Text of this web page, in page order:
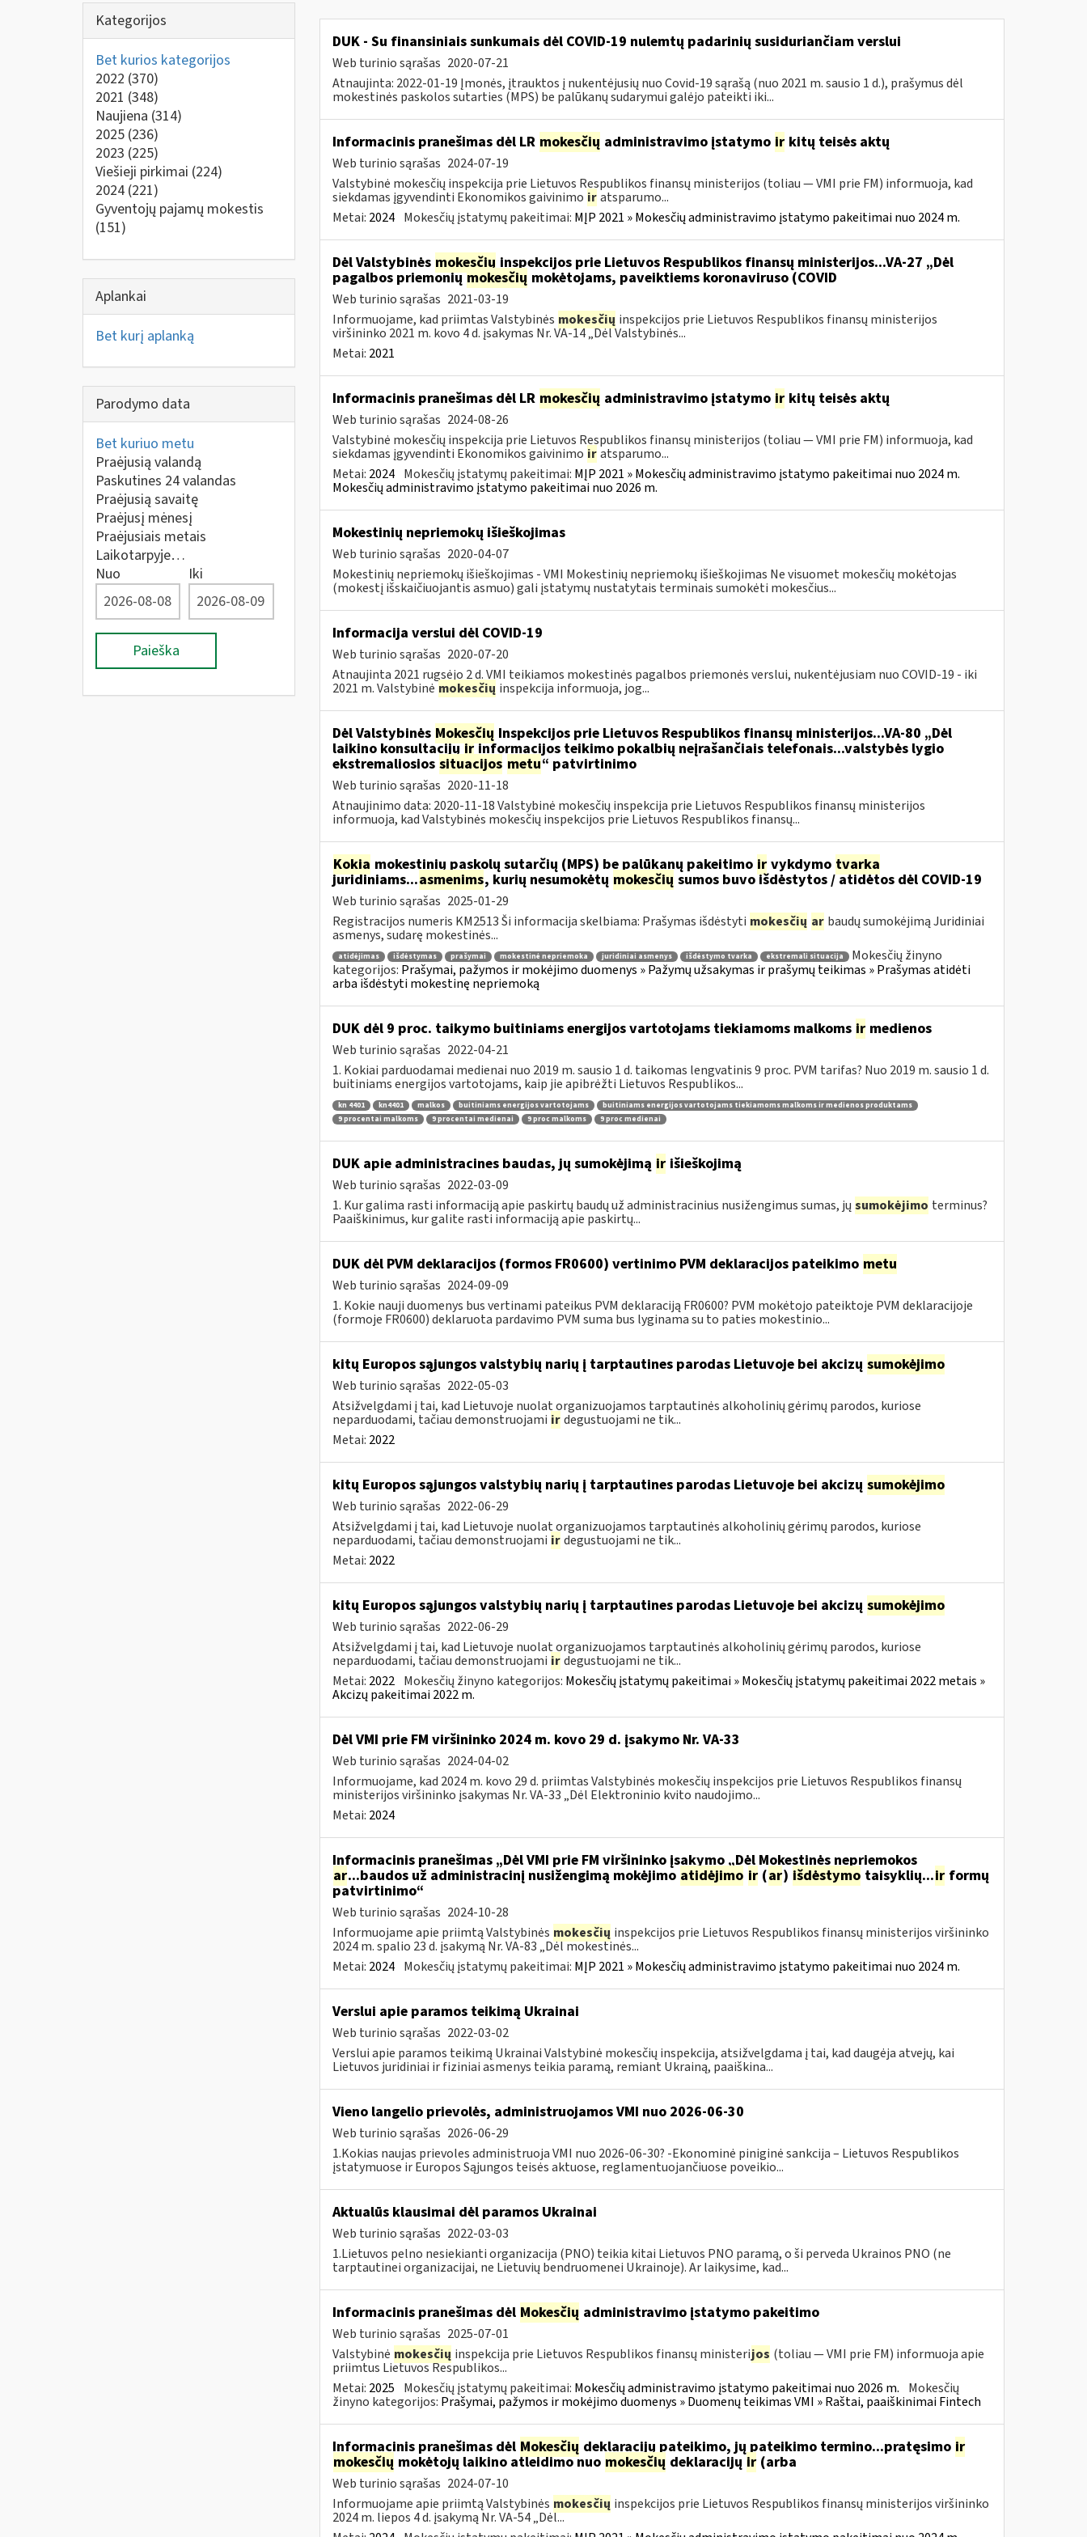
Kategorijos
Bet kurios kategorijos
2022 (370)
2021 (348)
Naujiena (314)
2025 (236)
2023 (225)
Viešieji pirkimai (224)
2024 (221)
Gyventojų pajamų mokestis
(151)
Aplankai
Bet kurį aplanką
Parodymo data
Bet kuriuo metu
Praėjusią valandą
Paskutines 24 valandas
Praėjusią savaitę
Praėjusį mėnesį
Praėjusiais metais
Laikotarpyje…
Nuo
Iki
Paieška
DUK - Su finansiniais sunkumais dėl COVID-19 nulemtų padarinių susiduriančiam verslui
Web turinio sąrašas 2020-07-21
Atnaujinta: 2022-01-19 Įmonės, įtrauktos į nukentėjusių nuo Covid-19 sąrašą (nuo 2021 m. sausio 1 d.), prašymus dėl
mokestinės paskolos sutarties (MPS) be palūkanų sudarymui galėjo pateikti iki...
Informacinis pranešimas dėl LR mokesčių administravimo įstatymo irkitų teisės aktų
Web turinio sąrašas 2024-07-19
Valstybinė mokesčių inspekcija prie Lietuvos Respublikos finansų ministerijos (toliau — VMI prie FM) informuoja, kad
siekdamas įgyvendinti Ekonomikos gaivinimo ir atsparumo...
Metai: 2024 Mokesčių įstatymų pakeitimai: MĮP 2021 » Mokesčių administravimo įstatymo pakeitimai nuo 2024 m.
Dėl Valstybinės mokesčiųinspekcijos prie Lietuvos Respublikos finansų ministerijos...VA-27 „Dėl
pagalbos priemoniųmokesčių mokėtojams, paveiktiems koronaviruso (COVID
Web turinio sąrašas 2021-03-19
Informuojame, kad priimtas Valstybinės mokesčių inspekcijos prie Lietuvos Respublikos finansų ministerijos
viršininko 2021 m. kovo 4 d. įsakymas Nr. VA-14 „Dėl Valstybinės...
Metai: 2021
Informacinis pranešimas dėl LR mokesčių administravimo įstatymo irkitų teisės aktų
Web turinio sąrašas 2024-08-26
Valstybinė mokesčių inspekcija prie Lietuvos Respublikos finansų ministerijos (toliau — VMI prie FM) informuoja, kad
siekdamas įgyvendinti Ekonomikos gaivinimo ir atsparumo...
Metai: 2024 Mokesčių įstatymų pakeitimai: MĮP 2021 » Mokesčių administravimo įstatymo pakeitimai nuo 2024 m.
Mokesčių administravimo įstatymo pakeitimai nuo 2026 m.
Mokestinių nepriemokų išieškojimas
Web turinio sąrašas 2020-04-07
Mokestinių nepriemokų išieškojimas - VMI Mokestinių nepriemokų išieškojimas Ne visuomet mokesčių mokėtojas
(mokestį išskaičiuojantis asmuo) gali įstatymų nustatytais terminais sumokėti mokesčius...
Informacija verslui dėl COVID-19
Web turinio sąrašas 2020-07-20
Atnaujinta 2021 rugsėjo 2 d. VMI teikiamos mokestinės pagalbos priemonės verslui, nukentėjusiam nuo COVID-19 - iki
2021 m. Valstybinė mokesčių inspekcija informuoja, jog...
Dėl Valstybinės Mokesčių Inspekcijos prie Lietuvos Respublikos finansų ministerijos...VA-80 „Dėl
laikino konsultacijųirinformacijos teikimo pokalbių neįrašančiais telefonais...valstybės lygio
ekstremaliosios situacijos metu“ patvirtinimo
Web turinio sąrašas 2020-11-18
Atnaujinimo data: 2020-11-18 Valstybinė mokesčių inspekcija prie Lietuvos Respublikos finansų ministerijos
informuoja, kad Valstybinės mokesčių inspekcijos prie Lietuvos Respublikos finansų...
Kokia mokestinių paskolų sutarčių (MPS) be palūkanų pakeitimo irvykdymo tvarka
juridiniams...asmenims, kurių nesumokėtų mokesčių sumos buvo išdėstytos / atidėtos dėl COVID-19
Web turinio sąrašas 2025-01-29
Registracijos numeris KM2513 Ši informacija skelbiama: Prašymas išdėstyti mokesčių ar baudų sumokėjimą Juridiniai
asmenys, sudarę mokestinės...
atidėjimas išdėstymas prašymai mokestinė nepriemoka juridiniai asmenys išdėstymo tvarka ekstremali situacija
Mokesčių žinyno
kategorijos: Prašymai, pažymos ir mokėjimo duomenys » Pažymų užsakymas ir prašymų teikimas » Prašymas atidėti
arba išdėstyti mokestinę nepriemoką
DUK dėl 9 proc. taikymo buitiniams energijos vartotojams tiekiamoms malkoms irmedienos
Web turinio sąrašas 2022-04-21
1. Kokiai parduodamai medienai nuo 2019 m. sausio 1 d. taikomas lengvatinis 9 proc. PVM tarifas? Nuo 2019 m. sausio 1 d.
buitiniams energijos vartotojams, kaip jie apibrėžti Lietuvos Respublikos...
kn 4401 kn4401 malkos buitiniams energijos vartotojams
buitiniams energijos vartotojams tiekiamoms malkoms ir medienos produktams
9 procentai malkoms
9 procentai medienai 9 proc malkoms 9 proc medienai
DUK apie administracines baudas, jų sumokėjimą irišieškojimą
Web turinio sąrašas 2022-03-09
1. Kur galima rasti informaciją apie paskirtų baudų už administracinius nusižengimus sumas, jų sumokėjimo terminus?
Paaiškinimus, kur galite rasti informaciją apie paskirtų...
DUK dėl PVM deklaracijos (formos FR0600) vertinimo PVM deklaracijos pateikimo metu
Web turinio sąrašas 2024-09-09
1. Kokie nauji duomenys bus vertinami pateikus PVM deklaraciją FR0600? PVM mokėtojo pateiktoje PVM deklaracijoje
(formoje FR0600) deklaruota pardavimo PVM suma bus lyginama su to paties mokestinio...
kitų Europos sąjungos valstybių narių į tarptautines parodas Lietuvoje bei akcizų sumokėjimo
Web turinio sąrašas 2022-05-03
Atsižvelgdami į tai, kad Lietuvoje nuolat organizuojamos tarptautinės alkoholinių gėrimų parodos, kuriose
neparduodami, tačiau demonstruojami ir degustuojami ne tik...
Metai: 2022
kitų Europos sąjungos valstybių narių į tarptautines parodas Lietuvoje bei akcizų sumokėjimo
Web turinio sąrašas 2022-06-29
Atsižvelgdami į tai, kad Lietuvoje nuolat organizuojamos tarptautinės alkoholinių gėrimų parodos, kuriose
neparduodami, tačiau demonstruojami ir degustuojami ne tik...
Metai: 2022
kitų Europos sąjungos valstybių narių į tarptautines parodas Lietuvoje bei akcizų sumokėjimo
Web turinio sąrašas 2022-06-29
Atsižvelgdami į tai, kad Lietuvoje nuolat organizuojamos tarptautinės alkoholinių gėrimų parodos, kuriose
neparduodami, tačiau demonstruojami ir degustuojami ne tik...
Metai: 2022 Mokesčių žinyno kategorijos: Mokesčių įstatymų pakeitimai » Mokesčių įstatymų pakeitimai 2022 metais »
Akcizų pakeitimai 2022 m.
Dėl VMI prie FM viršininko 2024 m. kovo 29 d. įsakymo Nr. VA-33
Web turinio sąrašas 2024-04-02
Informuojame, kad 2024 m. kovo 29 d. priimtas Valstybinės mokesčių inspekcijos prie Lietuvos Respublikos finansų
ministerijos viršininko įsakymas Nr. VA-33 „Dėl Elektroninio kvito naudojimo...
Metai: 2024
Informacinis pranešimas „Dėl VMI prie FM viršininko įsakymo „Dėl Mokestinės nepriemokos
ar...baudos už administracinį nusižengimą mokėjimo atidėjimo ir(ar) išdėstymo taisyklių...irformų
patvirtinimo“
Web turinio sąrašas 2024-10-28
Informuojame apie priimtą Valstybinės mokesčių inspekcijos prie Lietuvos Respublikos finansų ministerijos viršininko
2024 m. spalio 23 d. įsakymą Nr. VA-83 „Dėl mokestinės...
Metai: 2024 Mokesčių įstatymų pakeitimai: MĮP 2021 » Mokesčių administravimo įstatymo pakeitimai nuo 2024 m.
Verslui apie paramos teikimą Ukrainai
Web turinio sąrašas 2022-03-02
Verslui apie paramos teikimą Ukrainai Valstybinė mokesčių inspekcija, atsižvelgdama į tai, kad daugėja atvejų, kai
Lietuvos juridiniai ir fiziniai asmenys teikia paramą, remiant Ukrainą, paaiškina...
Vieno langelio prievolės, administruojamos VMI nuo 2026-06-30
Web turinio sąrašas 2026-06-29
1.Kokias naujas prievoles administruoja VMI nuo 2026-06-30? -Ekonominė piniginė sankcija – Lietuvos Respublikos
įstatymuose ir Europos Sąjungos teisės aktuose, reglamentuojančiuose poveikio...
Aktualūs klausimai dėl paramos Ukrainai
Web turinio sąrašas 2022-03-03
1.Lietuvos pelno nesiekianti organizacija (PNO) teikia kitai Lietuvos PNO paramą, o ši perveda Ukrainos PNO (ne
tarptautinei organizacijai, ne Lietuvių bendruomenei Ukrainoje). Ar laikysime, kad...
Informacinis pranešimas dėl Mokesčių administravimo įstatymo pakeitimo
Web turinio sąrašas 2025-07-01
Valstybinė mokesčių inspekcija prie Lietuvos Respublikos finansų ministerijos (toliau — VMI prie FM) informuoja apie
priimtus Lietuvos Respublikos...
Metai: 2025 Mokesčių įstatymų pakeitimai: Mokesčių administravimo įstatymo pakeitimai nuo 2026 m. Mokesčių
žinyno kategorijos: Prašymai, pažymos ir mokėjimo duomenys » Duomenų teikimas VMI » Raštai, paaiškinimai Fintech
Informacinis pranešimas dėl Mokesčių deklaracijų pateikimo, jų pateikimo termino...pratęsimo ir
mokesčių mokėtojų laikino atleidimo nuo mokesčių deklaracijų ir(arba
Web turinio sąrašas 2024-07-10
Informuojame apie priimtą Valstybinės mokesčių inspekcijos prie Lietuvos Respublikos finansų ministerijos viršininko
2024 m. liepos 4 d. įsakymą Nr. VA-54 „Dėl...